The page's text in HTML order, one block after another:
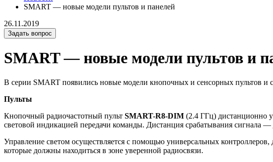
SMART — новые модели пультов и панелей
26.11.2019
Задать вопрос
SMART — новые модели пультов и
В серии SMART появились новые модели кнопочных и сенсорных пультов
Пульты
Кнопочный радиочастотный пульт SMART-R8-DIM (2.4 ГГц) дистанционно
световой индикацией передачи команды. Дистанция срабатывания сигнала —
Управление светом осуществляется с помощью универсальных
которые должны находиться в зоне уверенной радиосвязи.